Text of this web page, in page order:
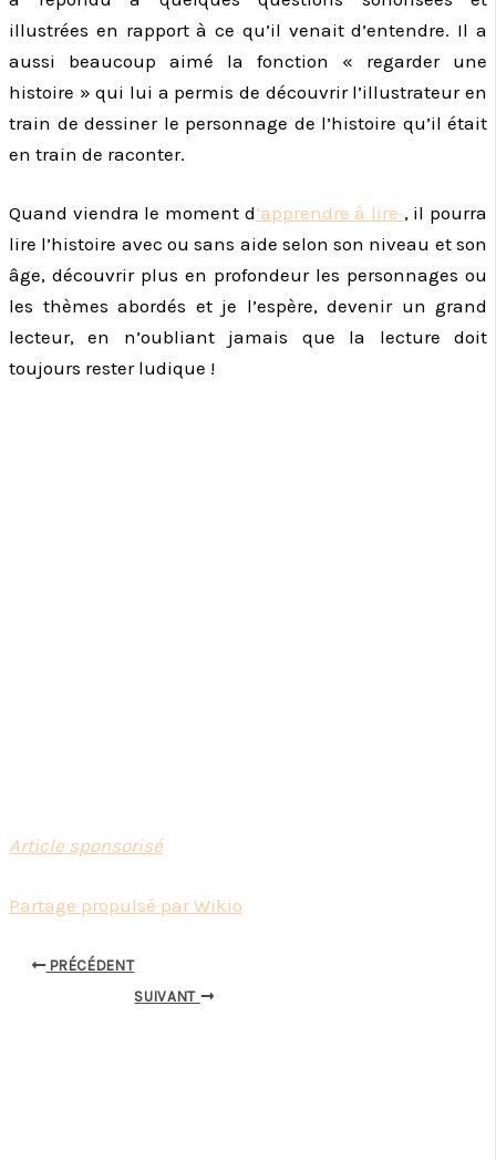
illustrées en rapport à ce qu’il venait d’entendre. Il a
aussi beaucoup aimé la fonction « regarder une
histoire » qui lui a permis de découvrir l’illustrateur en
train de dessiner le personnage de l’histoire qu’il était
en train de raconter.
Quand viendra le moment d‘apprendre à lire , il pourra
lire l’histoire avec ou sans aide selon son niveau et son
âge, découvrir plus en profondeur les personnages ou
les thèmes abordés et je l’espère, devenir un grand
lecteur, en n’oubliant jamais que la lecture doit
toujours rester ludique !
Article sponsorisé
Partage propulsé par Wikio
PRÉCÉDENT
SUIVANT